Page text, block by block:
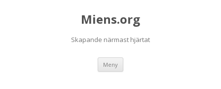
Miens.org
Skapande närmast hjärtat
Meny